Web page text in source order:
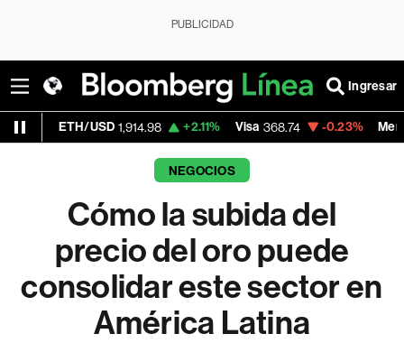
PUBLICIDAD
Ingresar
1,914.98 +2.11% Visa 368.74 -0.23% MercadoLibre
NEGOCIOS
Cómo la subida del
precio del oro puede
consolidar este sector en
América Latina